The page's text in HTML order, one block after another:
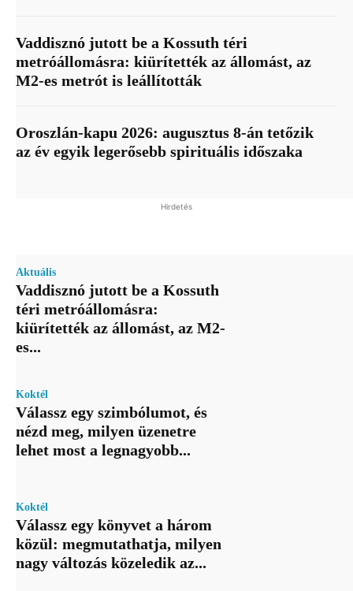
Vaddisznó jutott be a Kossuth téri
metróállomásra: kiürítették az állomást, az
M2-es metrót is leállították
Oroszlán-kapu 2026: augusztus 8-án tetőzik
az év egyik legerősebb spirituális időszaka
Hirdetés
Aktuális
Vaddisznó jutott be a Kossuth
téri metróállomásra:
kiürítették az állomást, az M2-
es...
Koktél
Válassz egy szimbólumot, és
nézd meg, milyen üzenetre
lehet most a legnagyobb...
Koktél
Válassz egy könyvet a három
közül: megmutathatja, milyen
nagy változás közeledik az...